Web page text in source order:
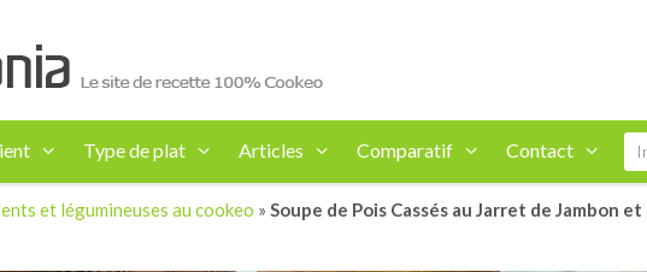
Type de plat Articles Comparatif Contact
et légumineuses au cookeo » Soupe de Pois Cassés au Jarret de Jambon